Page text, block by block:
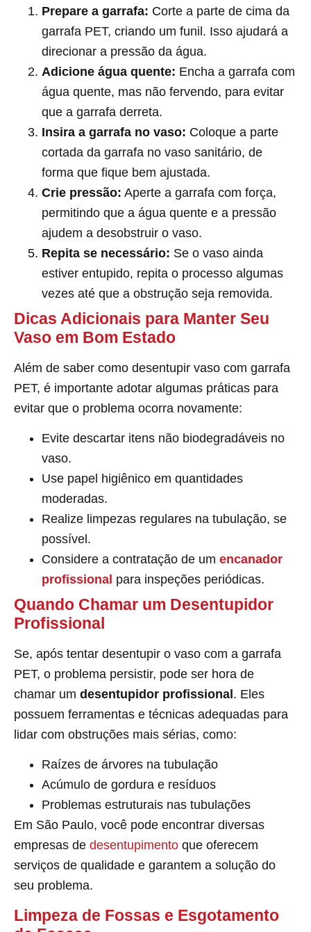
Prepare a garrafa: Corte a parte de cima da
garrafa PET, criando um funil. Isso ajudará a
direcionar a pressão da água.
Adicione água quente: Encha a garrafa com
água quente, mas não fervendo, para evitar
que a garrafa derreta.
Insira a garrafa no vaso: Coloque a parte
cortada da garrafa no vaso sanitário, de
forma que fique bem ajustada.
Crie pressão: Aperte a garrafa com força,
permitindo que a água quente e a pressão
ajudem a desobstruir o vaso.
Repita se necessário: Se o vaso ainda
estiver entupido, repita o processo algumas
vezes até que a obstrução seja removida.
Dicas Adicionais para Manter Seu
Vaso em Bom Estado
Além de saber como desentupir vaso com garrafa
PET, é importante adotar algumas práticas para
evitar que o problema ocorra novamente:
Evite descartar itens não biodegradáveis no
vaso.
Use papel higiênico em quantidades
moderadas.
Realize limpezas regulares na tubulação, se
possível.
Considere a contratação de um encanador
profissional para inspeções periódicas.
Quando Chamar um Desentupidor
Profissional
Se, após tentar desentupir o vaso com a garrafa
PET, o problema persistir, pode ser hora de
chamar um desentupidor profissional. Eles
possuem ferramentas e técnicas adequadas para
lidar com obstruções mais sérias, como:
Raízes de árvores na tubulação
Acúmulo de gordura e resíduos
Problemas estruturais nas tubulações
Em São Paulo, você pode encontrar diversas
empresas de desentupimento que oferecem
serviços de qualidade e garantem a solução do
seu problema.
Limpeza de Fossas e Esgotamento